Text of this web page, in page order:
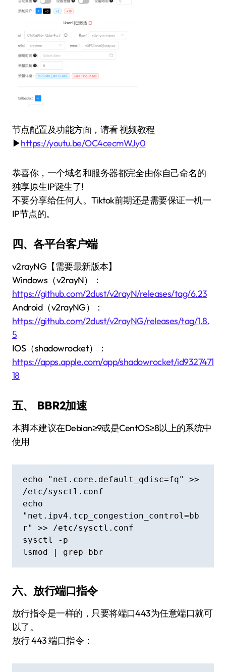
节点配置及功能方面，请看 视频教程
▶https://youtu.be/OC4cecmWJy0
恭喜你，一个域名和服务器都完全由你自己命名的
独享原生IP诞生了!
不要分享给任何人。Tiktok前期还是需要保证一机一
IP节点的。
四、各平台客户端
v2rayNG【需要最新版本】
Windows（v2rayN）：
https://github.com/2dust/v2rayN/releases/tag/6.23
Android（v2rayNG）：
https://github.com/2dust/v2rayNG/releases/tag/1.8.
5
IOS（shadowrocket）：
https://apps.apple.com/app/shadowrocket/id9327471
18
五、 BBR2加速
本脚本建议在Debian≥9或是CentOS≥8以上的系统中
使用
echo "net.core.default_qdisc=fq" >>
/etc/sysctl.conf
echo
"net.ipv4.tcp_congestion_control=bb
r" >> /etc/sysctl.conf
sysctl -p
lsmod | grep bbr
六、放行端口指令
放行指令是一样的，只要将端口443为任意端口就可
以了。
放行 443 端口指令：